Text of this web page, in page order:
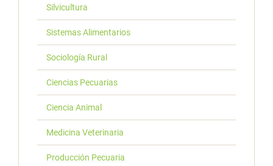
Silvicultura
Sistemas Alimentarios
Sociología Rural
Ciencias Pecuarias
Ciencia Animal
Medicina Veterinaria
Producción Pecuaria